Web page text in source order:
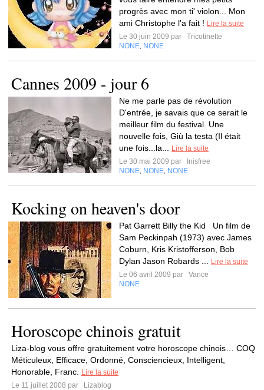
progrès avec mon ti' violon... Mon
ami Christophe l'a fait ! Lire la suite
Le 30 juin 2009 par
Tricotinette
NONE NONE
Cannes 2009 - jour 6
Ne me parle pas de révolution
D'entrée, je savais que ce serait le
meilleur film du festival. Une
nouvelle fois, Giù la testa (Il était
une fois...la...
Lire la suite
Le 30 mai 2009 par
Inisfree
NONE NONE NONE
Kocking on heaven's door
Pat Garrett Billy the Kid Un film de
Sam Peckinpah (1973) avec James
Coburn, Kris Kristofferson, Bob
Dylan Jason Robards ...
Lire la suite
Le 06 avril 2009 par
Vance
NONE
Horoscope chinois gratuit
Liza-blog vous offre gratuitement votre horoscope chinois… COQ
Méticuleux, Efficace, Ordonné, Consciencieux, Intelligent,
Honorable, Franc.
Lire la suite
Le 11 juillet 2008 par
Lizablog